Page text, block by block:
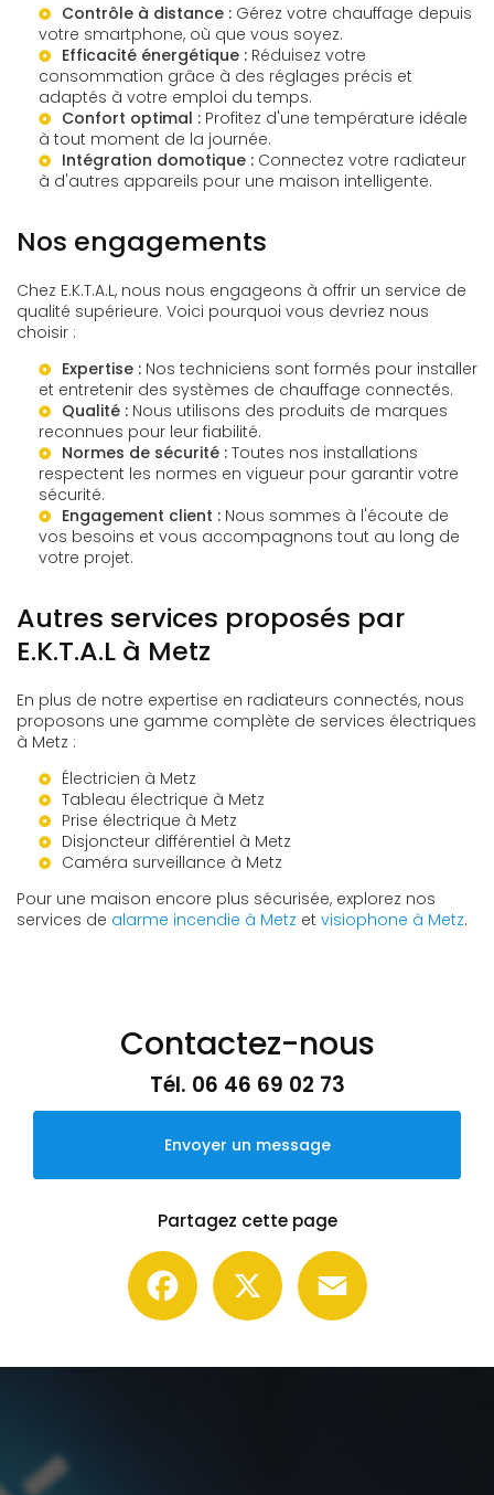
Contrôle à distance : Gérez votre chauffage depuis
votre smartphone, où que vous soyez.
Efficacité énergétique : Réduisez votre
consommation grâce à des réglages précis et
adaptés à votre emploi du temps.
Confort optimal : Profitez d'une température idéale
à tout moment de la journée.
Intégration domotique : Connectez votre radiateur
à d'autres appareils pour une maison intelligente.
Nos engagements
Chez E.K.T.A.L, nous nous engageons à offrir un service de
qualité supérieure. Voici pourquoi vous devriez nous
choisir :
Expertise : Nos techniciens sont formés pour installer
et entretenir des systèmes de chauffage connectés.
Qualité : Nous utilisons des produits de marques
reconnues pour leur fiabilité.
Normes de sécurité : Toutes nos installations
respectent les normes en vigueur pour garantir votre
sécurité.
Engagement client : Nous sommes à l'écoute de
vos besoins et vous accompagnons tout au long de
votre projet.
Autres services proposés par
E.K.T.A.L à Metz
En plus de notre expertise en radiateurs connectés, nous
proposons une gamme complète de services électriques
à Metz :
Électricien à Metz
Tableau électrique à Metz
Prise électrique à Metz
Disjoncteur différentiel à Metz
Caméra surveillance à Metz
Pour une maison encore plus sécurisée, explorez nos
services de alarme incendie à Metz et visiophone à Metz.
Contactez-nous
Tél. 06 46 69 02 73
Envoyer un message
Partagez cette page
Facebook